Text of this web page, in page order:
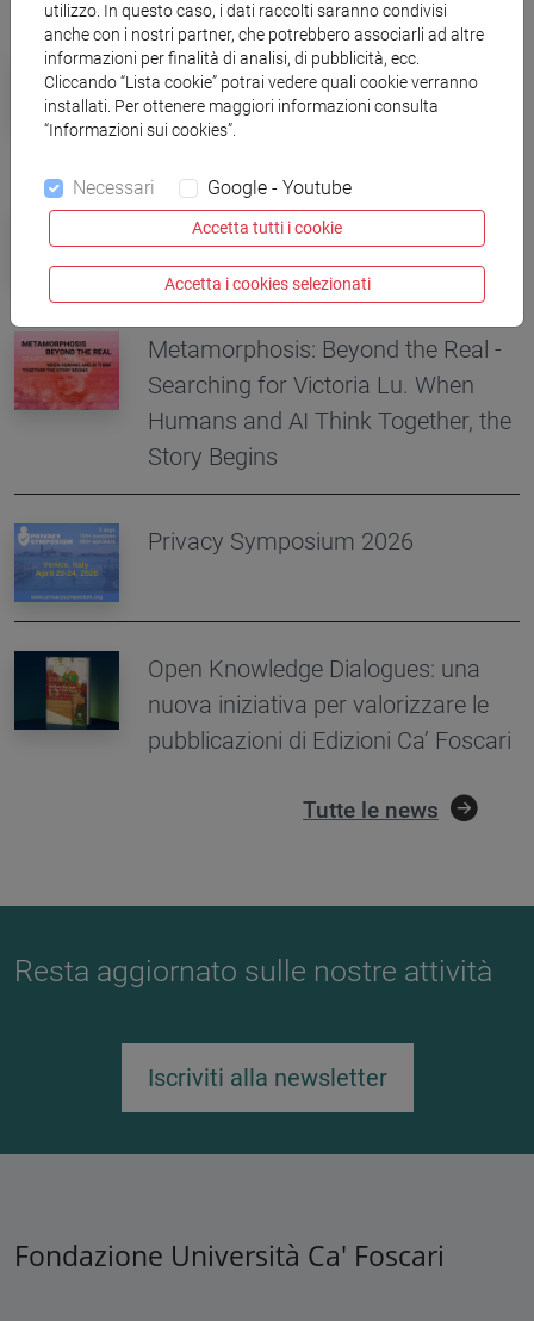
Nasce il Centro di Competenza
TranspAeEEnS per la finanza
sostenibile
ESG UPTAKE annuncio
Metamorphosis: Beyond the Real -
Searching for Victoria Lu. When
Humans and AI Think Together, the
Story Begins
Privacy Symposium 2026
Open Knowledge Dialogues: una
nuova iniziativa per valorizzare le
pubblicazioni di Edizioni Ca’ Foscari
Tutte le news
Resta aggiornato sulle nostre attività
Iscriviti alla newsletter
Fondazione Università Ca' Foscari
utilizzo. In questo caso, i dati raccolti saranno condivisi
anche con i nostri partner, che potrebbero associarli ad altre
informazioni per finalità di analisi, di pubblicità, ecc.
Cliccando “Lista cookie” potrai vedere quali cookie verranno
installati. Per ottenere maggiori informazioni consulta
“Informazioni sui cookies”.
Necessari Google - Youtube
Accetta tutti i cookie
Accetta i cookies selezionati